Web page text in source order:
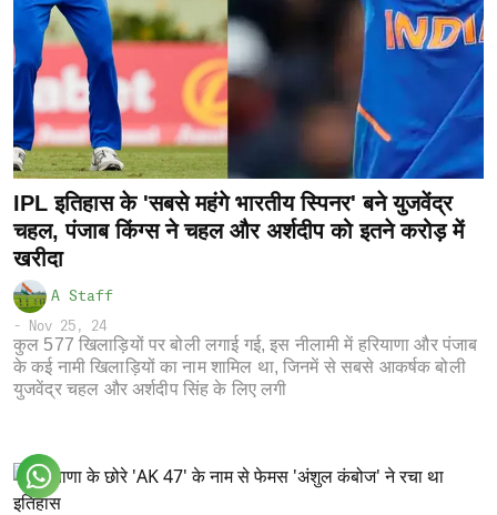
IPL इतिहास के 'सबसे महंगे भारतीय स्पिनर' बने युजवेंद्र
चहल, पंजाब किंग्स ने चहल और अर्शदीप को इतने करोड़ में
खरीदा
A Staff
- Nov 25, 24
कुल 577 खिलाड़ियों पर बोली लगाई गई, इस नीलामी में हरियाणा और पंजाब
के कई नामी खिलाड़ियों का नाम शामिल था, जिनमें से सबसे आकर्षक बोली
युजवेंद्र चहल और अर्शदीप सिंह के लिए लगी